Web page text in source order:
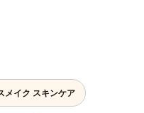
メイク スキンケア